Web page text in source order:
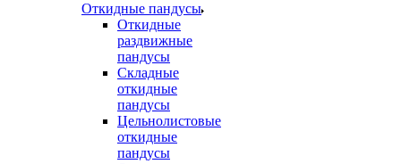
Откидные пандусы
Откидные
раздвижные
пандусы
Складные
откидные
пандусы
Цельнолистовые
откидные
пандусы